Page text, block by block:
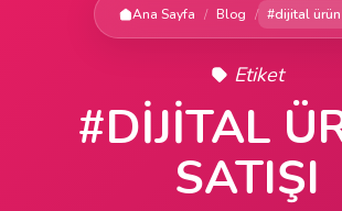
Ana Sayfa / Blog / #dijital ürün
Etiket
#DIJITAL
SATIŞI